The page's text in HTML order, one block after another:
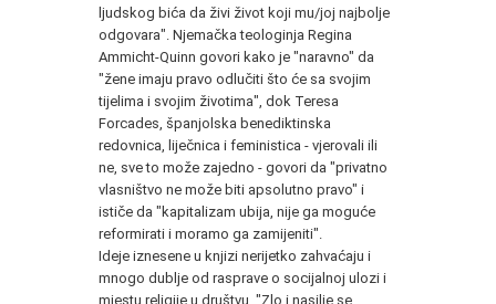
ljudskog bića da živi život koji mu/joj najbolje
odgovara". Njemačka teologinja Regina
Ammicht-Quinn govori kako je "naravno" da
"žene imaju pravo odlučiti što će sa svojim
tijelima i svojim životima", dok Teresa
Forcades, španjolska benediktinska
redovnica, liječnica i feministica - vjerovali ili
ne, sve to može zajedno - govori da "privatno
vlasništvo ne može biti apsolutno pravo" i
ističe da "kapitalizam ubija, nije ga moguće
reformirati i moramo ga zamijeniti".
Ideje iznesene u knjizi nerijetko zahvaćaju i
mnogo dublje od rasprave o socijalnoj ulozi i
mjestu religije u društvu. "Zlo i nasilje se